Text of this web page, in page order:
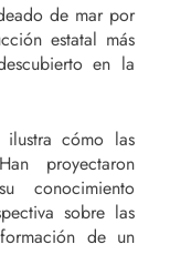
de mar por
estatal más
en la
cómo las
proyectaron
conocimiento
sobre las
de un